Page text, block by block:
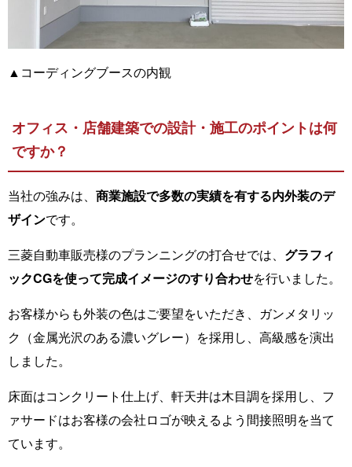
▲コーディングブースの内観
オフィス・店舗建築での設計・施工のポイントは何
ですか？
当社の強みは、 商業施設で多数の実績を有する内外装のデ
ザインです。
三菱自動車販売様のプランニングの打合せでは、 グラフィ
ックCGを使って完成イメージのすり合わせを行いました。
お客様からも外装の色はご要望をいただき、ガンメタリッ
ク（金属光沢のある濃いグレー）を採用し、高級感を演出
しました。
床面はコンクリート仕上げ、軒天井は木目調を採用し、フ
ァサードはお客様の会社ロゴが映えるよう間接照明を当て
ています。